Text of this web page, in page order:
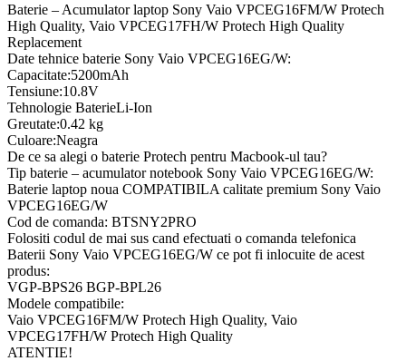
Baterie – Acumulator laptop Sony Vaio VPCEG16FM/W Protech
High Quality, Vaio VPCEG17FH/W Protech High Quality
Replacement
Date tehnice baterie Sony Vaio VPCEG16EG/W:
Capacitate:5200mAh
Tensiune:10.8V
Tehnologie BaterieLi-Ion
Greutate:0.42 kg
Culoare:Neagra
De ce sa alegi o baterie Protech pentru Macbook-ul tau?
Tip baterie – acumulator notebook Sony Vaio VPCEG16EG/W:
Baterie laptop noua COMPATIBILA calitate premium Sony Vaio
VPCEG16EG/W
Cod de comanda: BTSNY2PRO
Folositi codul de mai sus cand efectuati o comanda telefonica
Baterii Sony Vaio VPCEG16EG/W ce pot fi inlocuite de acest
produs:
VGP-BPS26 BGP-BPL26
Modele compatibile:
Vaio VPCEG16FM/W Protech High Quality, Vaio
VPCEG17FH/W Protech High Quality
ATENTIE!